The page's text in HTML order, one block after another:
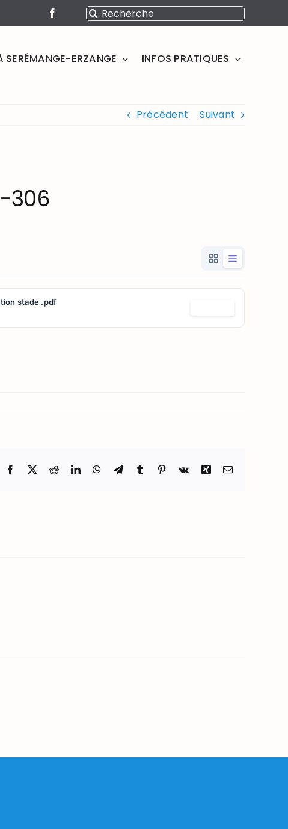
Rechercher:
SERÉMANGE-ERZANGE INFOS PRATIQUES
Précédent Suivant
306
stade .pdf
Facebook
X RedditLinkedInWhatsApp
TelegramTumblr Pinterest
Vk Xing Email